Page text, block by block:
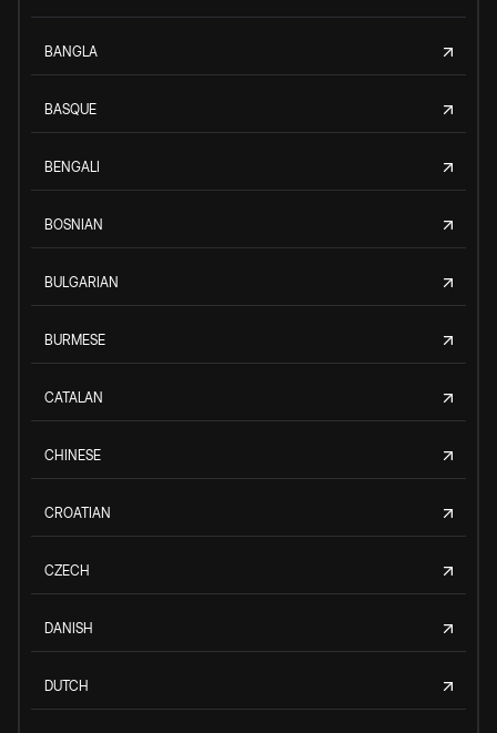
BANGLA
BASQUE
BENGALI
BOSNIAN
BULGARIAN
BURMESE
CATALAN
CHINESE
CROATIAN
CZECH
DANISH
DUTCH